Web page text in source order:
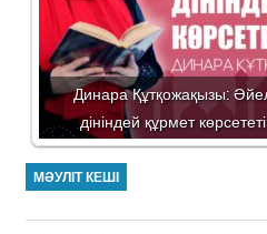
Динара Құтқожақызы:
дініндей құрмет
МӘУЛІТ КЕШІ